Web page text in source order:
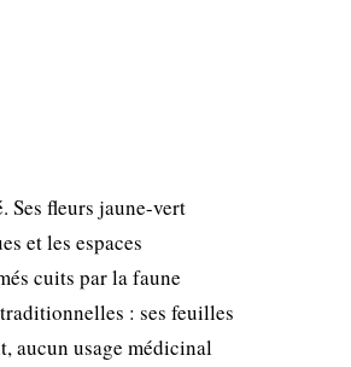
fleurs jaune-vert
et les espaces
cuits par la faune
: ses feuilles
aucun usage médicinal